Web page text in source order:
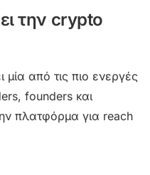
την crypto
από τις πιο ενεργές
founders και
πλατφόρμα για reach